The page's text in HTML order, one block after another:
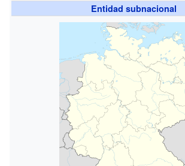
Entidad subnacional